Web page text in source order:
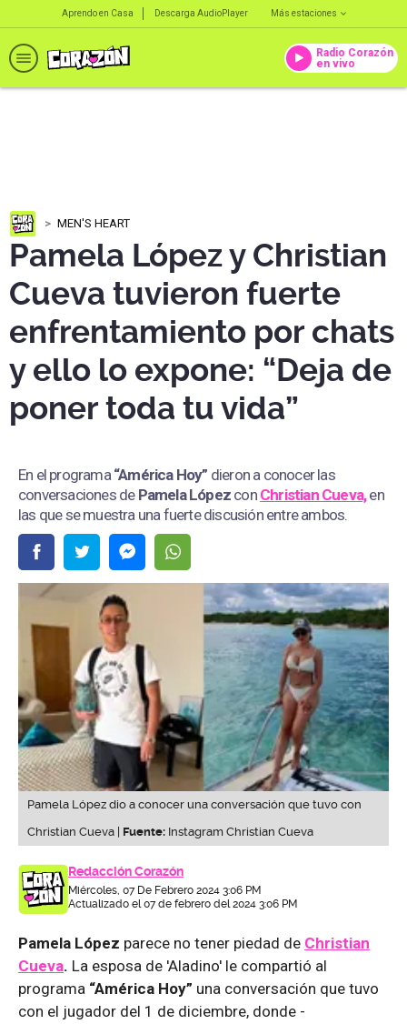
Aprendo en Casa Descarga AudioPlayer Más estaciones
Radio Corazón
en vivo
MEN'S HEART
Pamela López y Christian
Cueva tuvieron fuerte
enfrentamiento por chats
y ello lo expone: “Deja de
poner toda tu vida”
En el programa“América Hoy” dieron a conocer las
conversaciones de Pamela López con Christian Cueva,en
las que se muestra una fuerte discusión entre ambos.
Pamela López dio a conocer una conversación que tuvo con
Christian Cueva | Fuente: Instagram Christian Cueva
Redacción Corazón
Miércoles, 07 De Febrero 2024 3:06 PM
Actualizado el 07 de febrero del 2024 3:06 PM
Pamela López parece no tener piedad de Christian
Cueva. La esposa de 'Aladino' le compartió al
programa “América Hoy” una conversación que tuvo
con el jugador del 1 de diciembre, donde -